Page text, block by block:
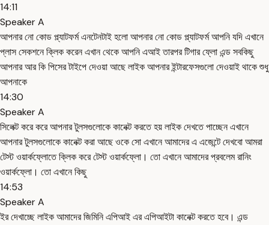
14:11
Speaker A
আপনার নো কোড প্ল্যাটফর্ম এনটেনটাই হলো আপনার নো কোড প্ল্যাটফর্ম আপনি যদি এখানে
প্লাস সেকশনে ক্লিক করেন এখান থেকে আপনি এআই তারপর টিগার ফ্লো এন্ড সবকিছু
আপনার আর কি পিসের টাইপে দেওয়া আছে লাইক আপনার ইন্টারফেসগুলো দেওয়াই থাকে শুধু
আপনাকে
14:30
Speaker A
সিলেক্ট করে করে আপনার টুলসগুলোকে কানেক্ট করতে হয় লাইক দেখতে পাচ্ছেন এখানে
আপনার টুলসগুলোকে কানেক্ট করা আছে ওকে সো এখানে আমাদের এ এজেন্টে দেখবো আমরা
টেস্ট ওয়ার্কফ্লোতে ক্লিক করে টেস্ট ওয়ার্কফ্লো। তো এখানে আমাদের প্রবলেম রানিং
ওয়ার্কফ্লো। তো এখানে কিছু
14:53
Speaker A
ইর দেখাচ্ছে লাইক আমাদের জিমিনি এপিআই এর এপিআইটা কানেক্ট করতে হবে। এন্ড